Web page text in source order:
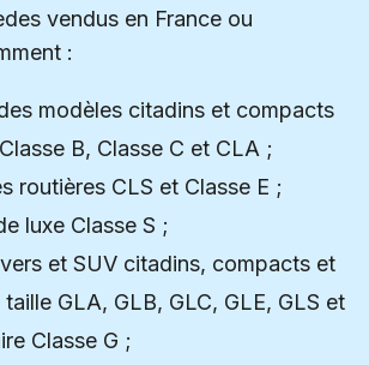
vendus en France ou
:
modèles citadins et compacts
B, Classe C et CLA ;
routières CLS et Classe E ;
luxe Classe S ;
et SUV citadins, compacts et
GLA, GLB, GLC, GLE, GLS et
Classe G ;